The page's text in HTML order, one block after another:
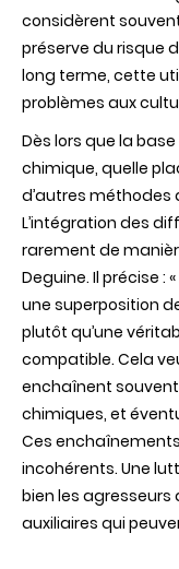
considèrent
préserve du risque
long terme, cette
problèmes aux
Dès lors que la
chimique, quelle
d’autres méthodes
L’intégration des
rarement de
Deguine. Il précise :
une superposition
plutôt qu’une
compatible. Cela
enchaînent
chimiques, et
Ces
incohérents. Une
bien les agresseurs
auxiliaires qui